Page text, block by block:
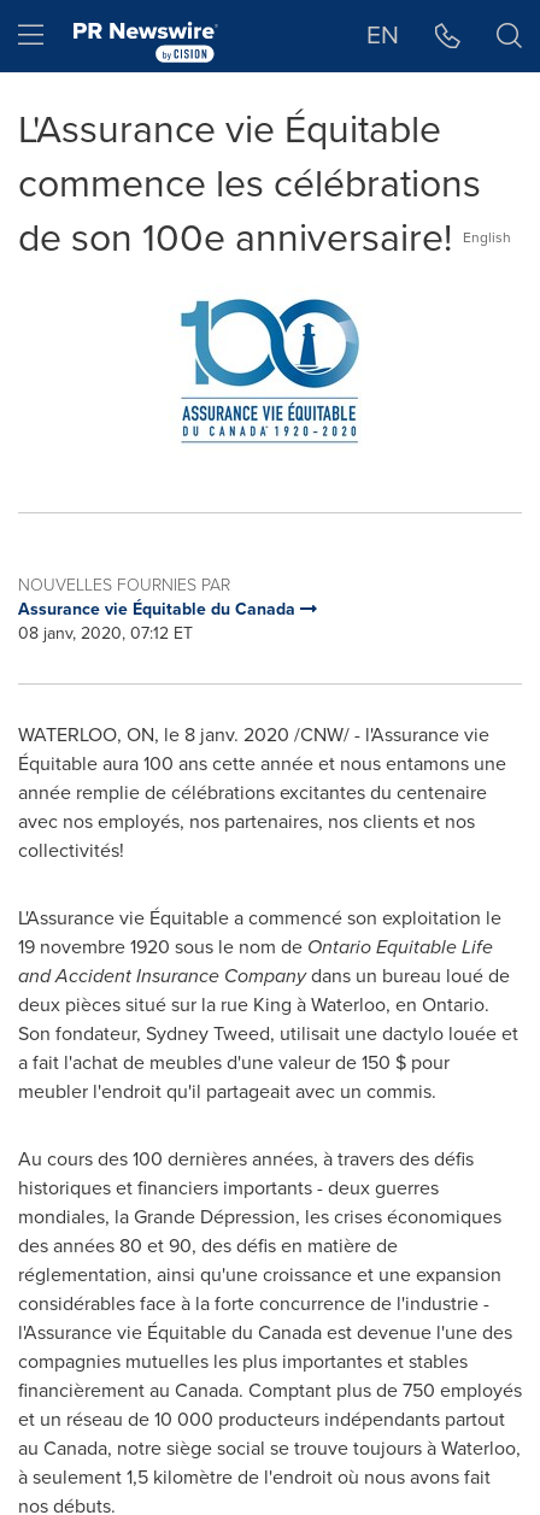
Hamburger menu EN
L'Assurance vie Équitable
commence les célébrations
de son 100e anniversaire!
English
NOUVELLES FOURNIES PAR
Assurance vie Équitable du Canada
08 janv, 2020, 07:12 ET
WATERLOO, ON, le 8 janv. 2020 /CNW/ - l'Assurance vie
Équitable aura 100 ans cette année et nous entamons une
année remplie de célébrations excitantes du centenaire
avec nos employés, nos partenaires, nos clients et nos
collectivités!
L'Assurance vie Équitable a commencé son exploitation le
19 novembre 1920 sous le nom de Ontario Equitable Life
and Accident Insurance Companydans un bureau loué de
deux pièces situé sur la rue King àWaterloo, en Ontario.
Son fondateur, Sydney Tweed, utilisait une dactylo louée et
a fait l'achat de meubles d'une valeur de 150 $ pour
meubler l'endroit qu'il partageait avec un commis.
Au cours des 100 dernières années, à travers des défis
historiques et financiers importants - deux guerres
mondiales, la Grande Dépression, les crises économiques
des années 80 et 90, des défis en matière de
réglementation, ainsi qu'une croissance et une expansion
considérables face à la forte concurrence de l'industrie -
l'Assurance vie Équitable du Canadaest devenue l'une des
compagnies mutuelles les plus importantes et stables
financièrement au Canada. Comptant plus de 750 employés
et un réseau de 10 000 producteurs indépendants partout
au Canada, notre siège social se trouve toujours àWaterloo,
à seulement 1,5 kilomètre de l'endroit où nous avons fait
nos débuts.